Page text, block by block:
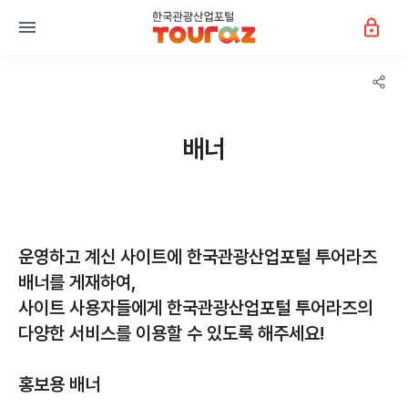
배너
운영하고 계신 사이트에 한국관광산업포털 투어라즈
배너를 게재하여,
사이트 사용자들에게 한국관광산업포털 투어라즈의
다양한 서비스를 이용할 수 있도록 해주세요!
홍보용 배너